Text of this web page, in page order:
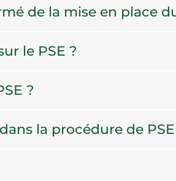
de la mise en place
le PSE ?
?
la procédure de PSE